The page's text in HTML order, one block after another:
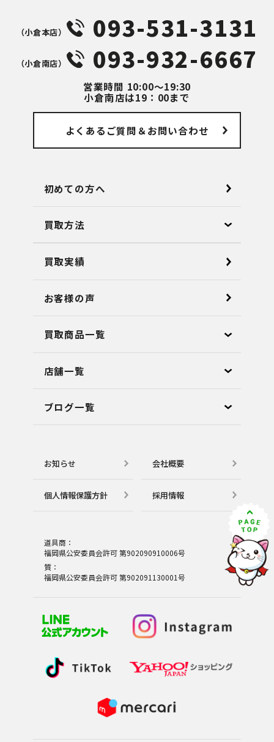
（⼩倉本店） 093-531-3131
（⼩倉南店） 093-932-6667
営業時間 10:00～19:30
小倉南店は19：00まで
よくあるご質問 ＆お問い合わせ
初めての方へ
買取方法
買取実績
お客様の声
買取商品一覧
店舗⼀覧
ブログ⼀覧
お知らせ 会社概要
個⼈情報保護⽅針 採用情報
道具商：
福岡県公安委員会許可 第902090910006号
質：
福岡県公安委員会許可 第902091130001号